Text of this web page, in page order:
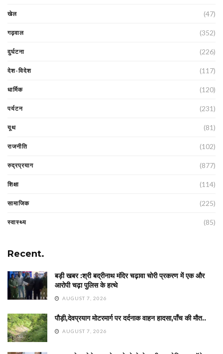
खेल (47)
गढ़वाल (352)
दुर्घटना (226)
देश-विदेश (117)
धार्मिक (120)
पर्यटन (231)
यूथ (81)
राजनीति (102)
रुद्रप्रयाग (877)
शिक्षा (114)
सामाजिक (225)
स्वास्थ्य (85)
Recent.
बड़ी खबर :श्री बद्रीनाथ मंदिर चढ़ावा चोरी प्रकरण में एक और
आरोपी चढ़ा पुलिस के हत्थे
AUGUST 7, 2026
पौड़ी,देवप्रयाग मोटरमार्ग पर दर्दनाक वाहन हादसा,पाँच की मौत..
AUGUST 7, 2026